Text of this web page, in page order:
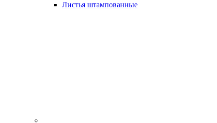
Листья штампованные